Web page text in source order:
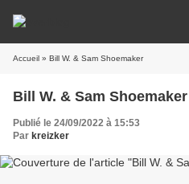
Accueil » Bill W. & Sam Shoemaker
Bill W. & Sam Shoemaker
Publié le 24/09/2022 à 15:53
Par kreizker